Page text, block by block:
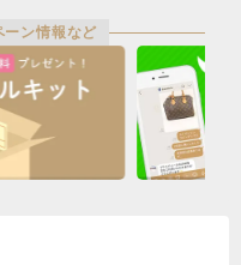
ーン情報など